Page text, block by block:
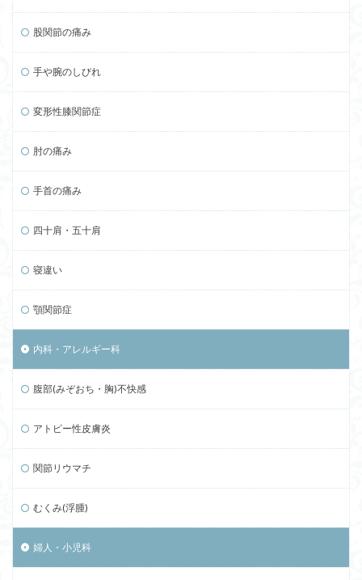
股関節の痛み
手や腕のしびれ
変形性膝関節症
肘の痛み
手首の痛み
四十肩・五十肩
寝違い
顎関節症
内科・アレルギー科
腹部(みぞおち・胸)不快感
アトピー性皮膚炎
関節リウマチ
むくみ(浮腫)
婦人・小児科